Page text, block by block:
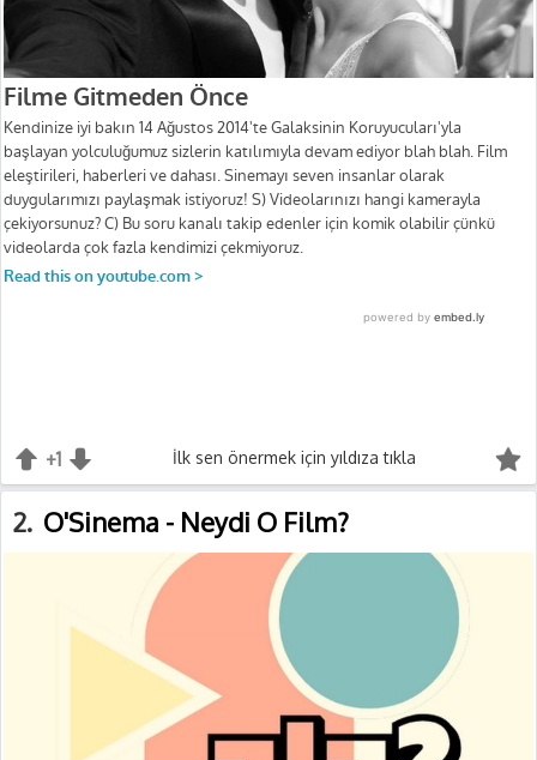
+1 -1
İlk sen önermek için yıldıza tıkla
2 O'Sinema - Neydi O Film?